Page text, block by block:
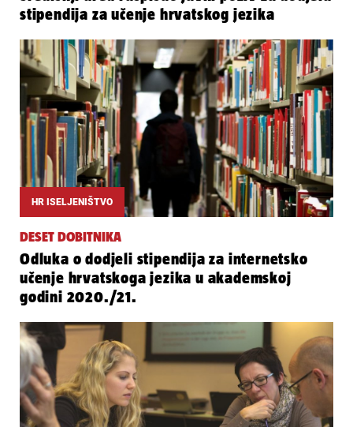
stipendija za učenje hrvatskog jezika
HR ISELJENIŠTVO
DESET DOBITNIKA
Odluka o dodjeli stipendija za internetsko
učenje hrvatskoga jezika u akademskoj
godini 2020./21.